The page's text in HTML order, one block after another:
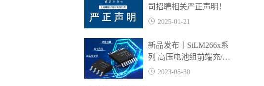
司招聘相关严正声明！
2025-01-21
新品发布丨SiLM266x系
列 高压电池组前端充/放
电高边NFET驱动器
2023-08-30